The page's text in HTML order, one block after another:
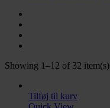
Showing 1–12 of 32 item(s)
Tilføj til kurv